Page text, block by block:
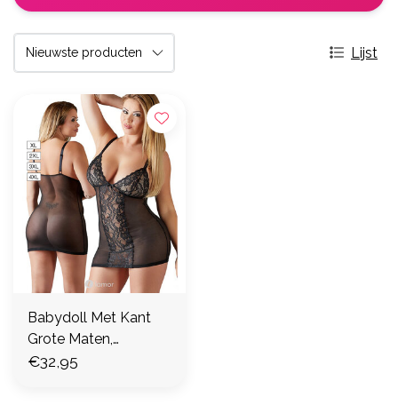
Lijst
Babydoll Met Kant
Grote Maten,
CC2751143
€32,95